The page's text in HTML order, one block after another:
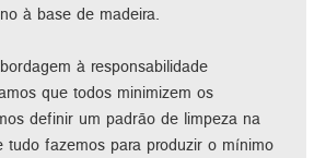
à base de madeira.
à responsabilidade
que todos minimizem os
definir um padrão de limpeza na
tudo fazemos para produzir o mínimo